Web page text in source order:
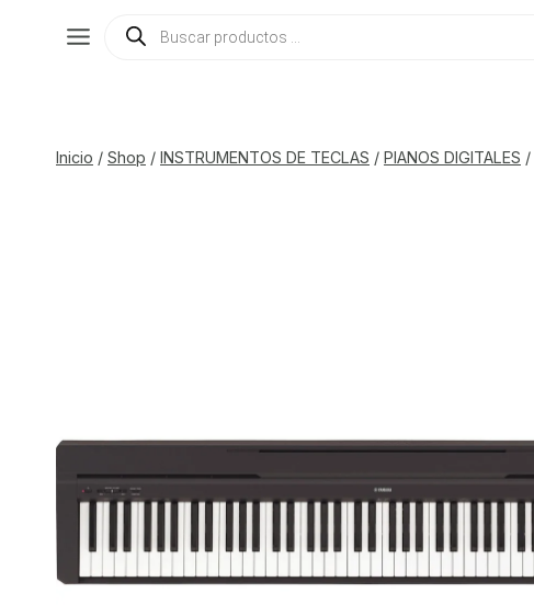
Búsqueda
Inicio / Shop / INSTRUMENTOS DE TECLAS / PIANOS DIGITALES /